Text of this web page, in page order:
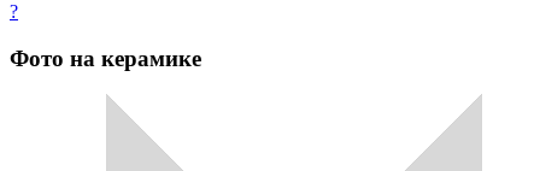
?
Фото на керамике